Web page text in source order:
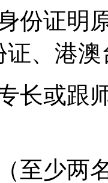
份证
、港
长或跟
至少